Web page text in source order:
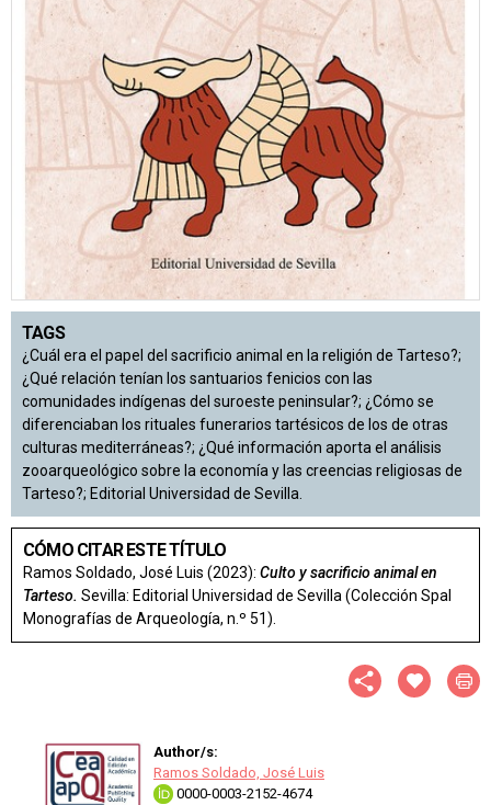
TAGS
¿Cuál era el papel del sacrificio animal en la religión de Tarteso?;
¿Qué relación tenían los santuarios fenicios con las
comunidades indígenas del suroeste peninsular?; ¿Cómo se
diferenciaban los rituales funerarios tartésicos de los de otras
culturas mediterráneas?; ¿Qué información aporta el análisis
zooarqueológico sobre la economía y las creencias religiosas de
Tarteso?; Editorial Universidad de Sevilla.
CÓMO CITAR ESTE TÍTULO
Ramos Soldado, José Luis (2023): Culto y sacrificio animal en
Tarteso. Sevilla: Editorial Universidad de Sevilla (Colección Spal
Monografías de Arqueología, n.º 51).
Author/s:
Ramos Soldado, José Luis
0000-0003-2152-4674